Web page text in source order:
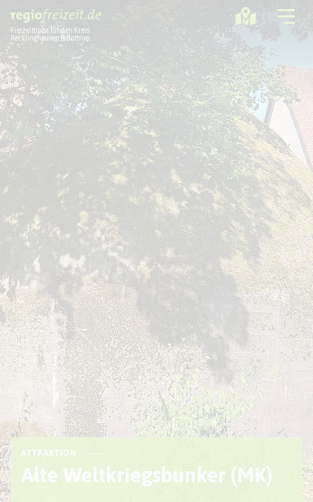
Freizeittipps für den Kreis
Recklinghausen & Bottrop
Ausflugstipps
Sport + Bewegung
Aktuelles
Freizeitregion
ATTRAKTION
Alte Weltkriegsbunker (MK)